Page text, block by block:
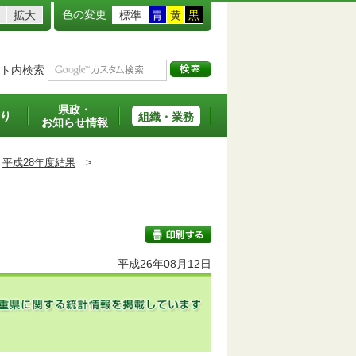
拡大 色の変更 標準 青 黄 黒
内検索
県政・
お知らせ情報
組織・業務
平成28年度結果 >
印刷する
平成26年08月12日